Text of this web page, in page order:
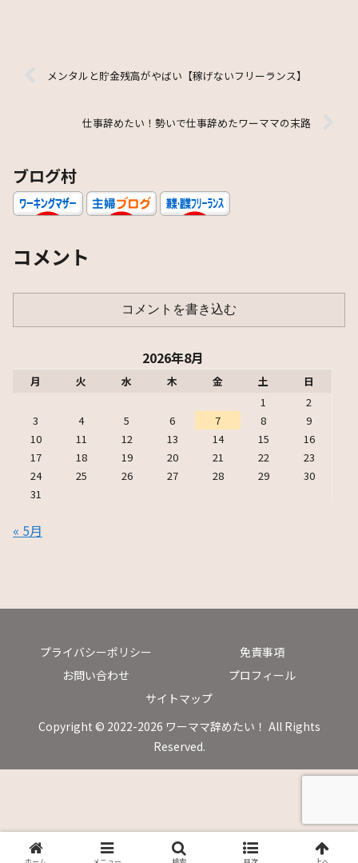
メンタルと貯金残高がやばい【稼げないフリーランス】
仕事辞めたい！勢いで仕事辞めたワーママの末路
ブログ村
コメント
コメントを書き込む
2026年8月
月 火 水 木 金 土
日
1
2
3
4 5 6 7 8
9
10
11 12 13 14 15
16
17
18 19 20 21 22
23
24
25 26 27 28 29
30
31
« 5月
プライバシーポリシー
免責事項
お問い合わせ
プロフィール
サイトマップ
Copyright © 2022-2026 ワーママ辞めたい！ All Rights
Reserved.